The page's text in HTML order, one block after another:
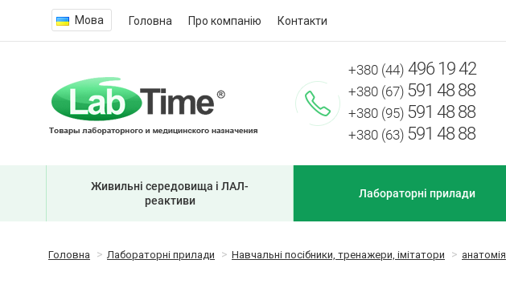
Мова Головна Про компанію Контакти
+380 (44) 496 19 42
+380 (67) 591 48 88
+380 (95) 591 48 88
+380 (63) 591 48 88
Живильні середовища і ЛАЛ-
реактиви
Лабораторні прилади
Головна Лабораторні прилади Навчальні посібники, тренажери, імітатори анатомія